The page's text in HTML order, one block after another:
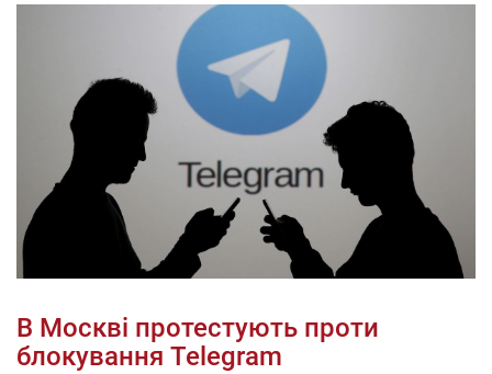
В Москві протестують проти
блокування Telegram